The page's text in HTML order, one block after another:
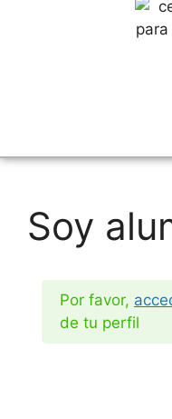
Soy
Por favor,
de tu perfil